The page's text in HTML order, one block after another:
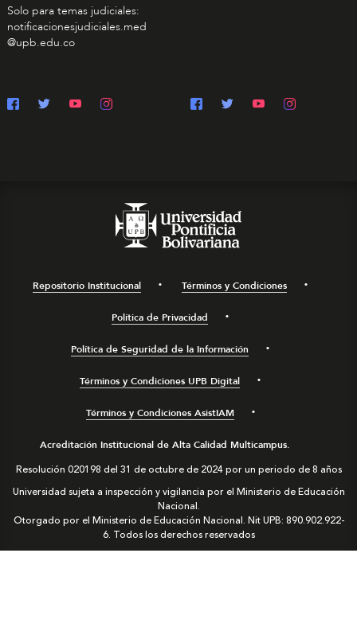
Solo para temas judiciales:
notificacionesjudiciales.med
@upb.edu.co
Repositorio Institucional Términos y Condiciones
Política de Privacidad
Política de Seguridad de la Información
Términos y Condiciones UPB Digital
Términos y Condiciones AsistIAM
Acreditación Institucional de Alta Calidad Multicampus.
Resolución 020198 del 31 de octubre de 2024 por un periodo de 8 años
Universidad sujeta a inspección y vigilancia por el Ministerio de Educación
Nacional.
Otorgado por el Ministerio de Educación Nacional. Nit UPB: 890.902.922-
6. Todos los derechos reservados